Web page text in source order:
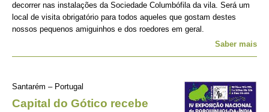
decorrer nas instalações da Sociedade Columbófila da vila. Será um
local de visita obrigatório para todos aqueles que gostam destes
nossos pequenos amiguinhos e dos roedores em geral.
Saber mais
Santarém – Portugal
Capital do Gótico recebe